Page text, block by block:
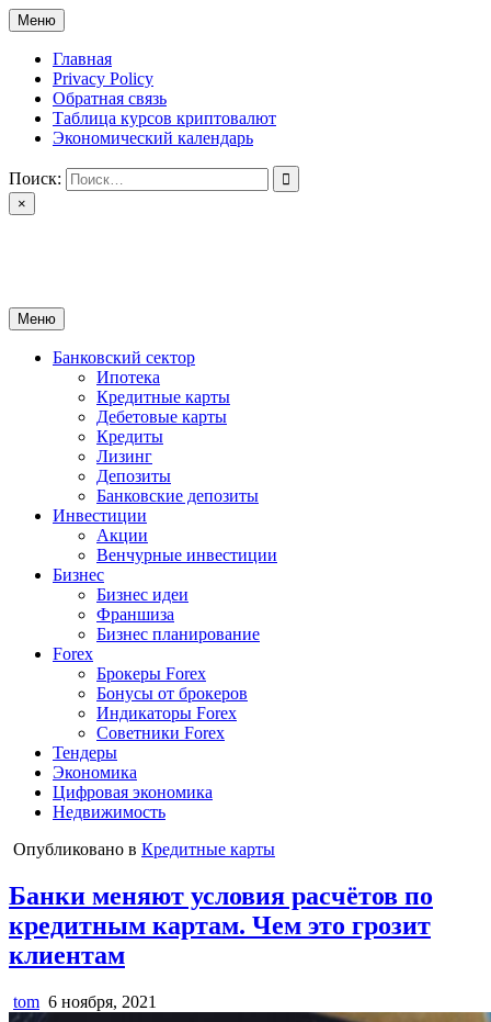
Перейти
к
содержимому
Меню
Главная
Privacy Policy
Обратная связь
Таблица курсов криптовалют
Экономический календарь
Поиск:
×
Меню
Банковский сектор
Ипотека
Кредитные карты
Дебетовые карты
Кредиты
Лизинг
Депозиты
Банковские депозиты
Инвестиции
Акции
Венчурные инвестиции
Бизнес
Бизнес идеи
Франшиза
Бизнес планирование
Forex
Брокеры Forex
Бонусы от брокеров
Индикаторы Forex
Советники Forex
Тендеры
Экономика
Цифровая экономика
Недвижимость
Опубликовано в Кредитные карты
Банки меняют условия расчётов по
кредитным картам. Чем это грозит
клиентам
tom 6 ноября, 2021